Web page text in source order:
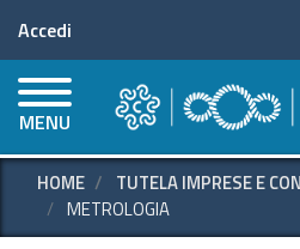
Menu profilo utente
Accedi
MENU
HOME
TUTELA IMPRESE E
METROLOGIA